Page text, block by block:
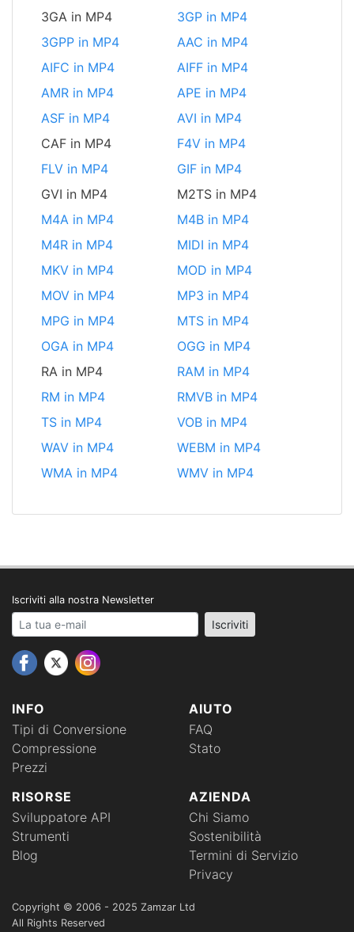
3GA in MP4
3GP in MP4
3GPP in MP4
AAC in MP4
AIFC in MP4
AIFF in MP4
AMR in MP4
APE in MP4
ASF in MP4
AVI in MP4
CAF in MP4
F4V in MP4
FLV in MP4
GIF in MP4
GVI in MP4
M2TS in MP4
M4A in MP4
M4B in MP4
M4R in MP4
MIDI in MP4
MKV in MP4
MOD in MP4
MOV in MP4
MP3 in MP4
MPG in MP4
MTS in MP4
OGA in MP4
OGG in MP4
RA in MP4
RAM in MP4
RM in MP4
RMVB in MP4
TS in MP4
VOB in MP4
WAV in MP4
WEBM in MP4
WMA in MP4
WMV in MP4
INFO
Tipi di Conversione
Compressione
Prezzi
AIUTO
FAQ
Stato
RISORSE
Sviluppatore API
Strumenti
Blog
AZIENDA
Chi Siamo
Sostenibilità
Termini di Servizio
Privacy
Iscriviti alla nostra Newsletter
Your email address Iscriviti
Copyright © 2006 - 2025 Zamzar Ltd
All Rights Reserved